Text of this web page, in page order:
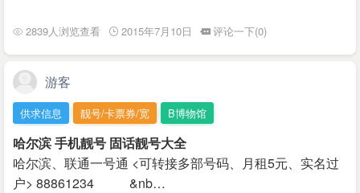
2839人浏览查看 2015年7月10日 评论一下(0)
游客
供求信息 靓号/卡票券/宽 B博物馆
哈尔滨 手机靓号 固话靓号大全
哈尔滨、联通一号通 <可转接多部号码、月租5元、实名过
户> 88861234 &nb…